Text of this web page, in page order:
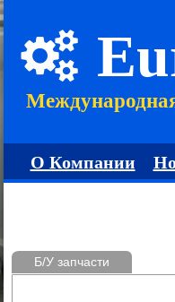
О Компании
Б/У запчасти